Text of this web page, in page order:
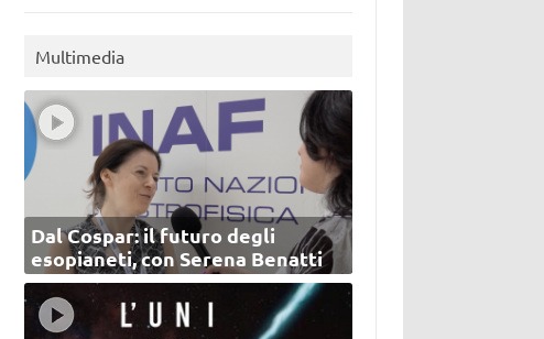
Multimedia
Dal Cospar: il futuro degli
esopianeti, con Serena Benatti